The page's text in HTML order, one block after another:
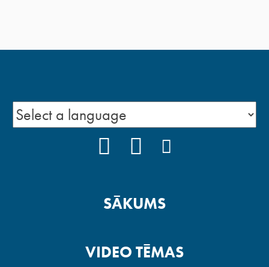
FACEBOOK
YOUTUBE
SĀKUMS
VIDEO TĒMAS